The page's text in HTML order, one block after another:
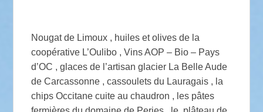
Nougat de Limoux , huiles et olives de la
coopérative L’Oulibo , Vins AOP – Bio – Pays
d’OC , glaces de l’artisan glacier La Belle Aude
de Carcassonne , cassoulets du Lauragais , la
chips Occitane cuite au chaudron , les pâtes